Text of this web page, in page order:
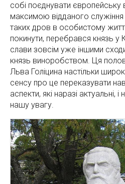
собі поєднувати європейську
максимою відданого служіння
таких дров в особистому
покинути, перебрався князь у
слави зовсім уже іншими
князь виноробством. Ця
Льва Голіцина настільки
сенсу про це переказувати
аспекти, які наразі актуальні,
нашу увагу.